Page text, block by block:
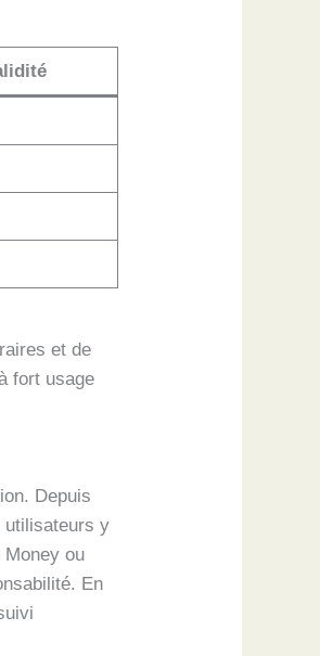
et de
fort usage
Depuis
utilisateurs y
ou
En